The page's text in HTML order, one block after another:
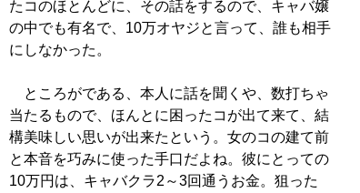
たコのほとんどに、その話をするので、キャバ嬢
の中でも有名で、10万オヤジと言って、誰も相手
にしなかった。
ところがである、本人に話を聞くや、数打ちゃ
当たるもので、ほんとに困ったコが出て来て、結
構美味しい思いが出来たという。女のコの建て前
と本音を巧みに使った手口だよね。彼にとっての
10万円は、キャバクラ2～3回通うお金。狙った